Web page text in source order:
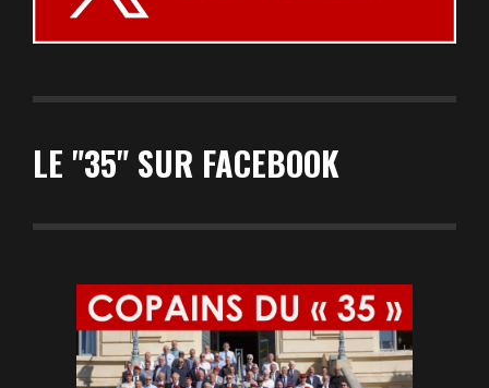
LE "35" SUR FACEBOOK